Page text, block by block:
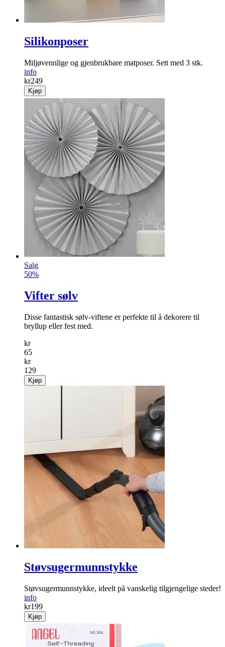
Silikonposer
Miljøvennlige og gjenbrukbare matposer. Sett med 3 stk.
info
kr249
Kjøp
Salg
50%
Vifter sølv
Disse fantastisk sølv-viftene er perfekte til å dekorere til
bryllup eller fest med.
kr
65
kr
129
Kjøp
Støvsugermunnstykke
Støvsugermunnstykke, ideelt på vanskelig tilgjengelige steder!
info
kr199
Kjøp